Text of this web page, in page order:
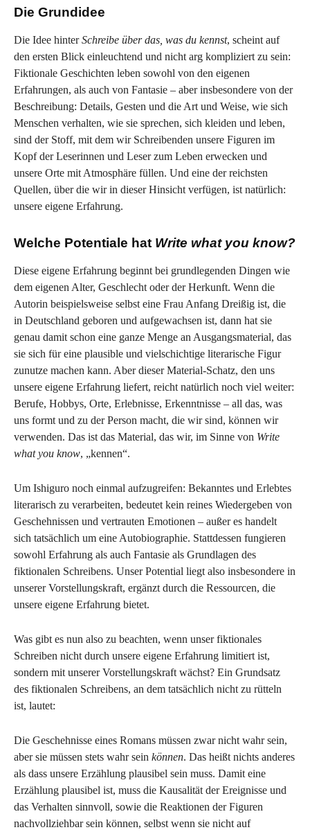
Die Grundidee
Die Idee hinterSchreibe über das, was du kennst, scheint auf
den ersten Blick einleuchtend und nicht arg kompliziert zu sein:
Fiktionale Geschichten leben sowohl von den eigenen
Erfahrungen, als auch von Fantasie – aber insbesondere von der
Beschreibung: Details, Gesten und die Art und Weise, wie sich
Menschen verhalten, wie sie sprechen, sich kleiden und leben,
sind der Stoff, mit dem wir Schreibenden unsere Figuren im
Kopf der Leserinnen und Leser zum Leben erwecken und
unsere Orte mit Atmosphäre füllen. Und eine der reichsten
Quellen, über die wir in dieser Hinsicht verfügen, ist natürlich:
unsere eigene Erfahrung.
Welche Potentiale hat Write what you know?
Diese eigene Erfahrung beginnt bei grundlegenden Dingen wie
dem eigenen Alter, Geschlecht oder der Herkunft. Wenn die
Autorin beispielsweise selbst eine Frau Anfang Dreißig ist, die
in Deutschland geboren und aufgewachsen ist, dann hat sie
genau damit schon eine ganze Menge an Ausgangsmaterial, das
sie sich für eine plausible und vielschichtige literarische Figur
zunutze machen kann. Aber dieser Material-Schatz, den uns
unsere eigene Erfahrung liefert, reicht natürlich noch viel weiter:
Berufe, Hobbys, Orte, Erlebnisse, Erkenntnisse – all das, was
uns formt und zu der Person macht, die wir sind, können wir
verwenden. Das ist das Material, das wir, im Sinne von Write
what you know, „kennen“.
Um Ishiguro noch einmal aufzugreifen: Bekanntes und Erlebtes
literarisch zu verarbeiten, bedeutet kein reines Wiedergeben von
Geschehnissen und vertrauten Emotionen – außer es handelt
sich tatsächlich um eine Autobiographie. Stattdessen fungieren
sowohl Erfahrung als auch Fantasie als Grundlagen des
fiktionalen Schreibens. Unser Potential liegt also insbesondere in
unserer Vorstellungskraft, ergänzt durch die Ressourcen, die
unsere eigene Erfahrung bietet.
Was gibt es nun also zu beachten, wenn unser fiktionales
Schreiben nicht durch unsere eigene Erfahrung limitiert ist,
sondern mit unserer Vorstellungskraft wächst? Ein Grundsatz
des fiktionalen Schreibens, an dem tatsächlich nicht zu rütteln
ist, lautet:
Die Geschehnisse eines Romans müssen zwar nicht wahr sein,
aber sie müssen stets wahr sein können. Das heißt nichts anderes
als dass unsere Erzählung plausibel sein muss. Damit eine
Erzählung plausibel ist, muss die Kausalität der Ereignisse und
das Verhalten sinnvoll, sowie die Reaktionen der Figuren
nachvollziehbar sein können, selbst wenn sie nicht auf